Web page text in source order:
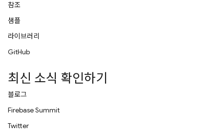
참조
샘플
라이브러리
GitHub
최신 소식 확인하기
블로그
Firebase Summit
Twitter